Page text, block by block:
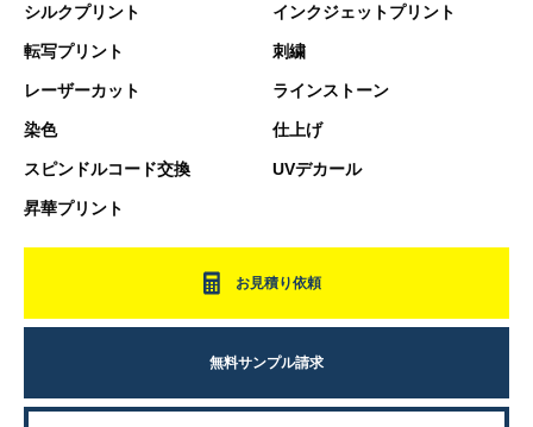
シルクプリント インクジェットプリント
転写プリント 刺繍
レーザーカット ラインストーン
染色 仕上げ
スピンドルコード交換 UVデカール
昇華プリント
お見積り依頼
無料サンプル請求